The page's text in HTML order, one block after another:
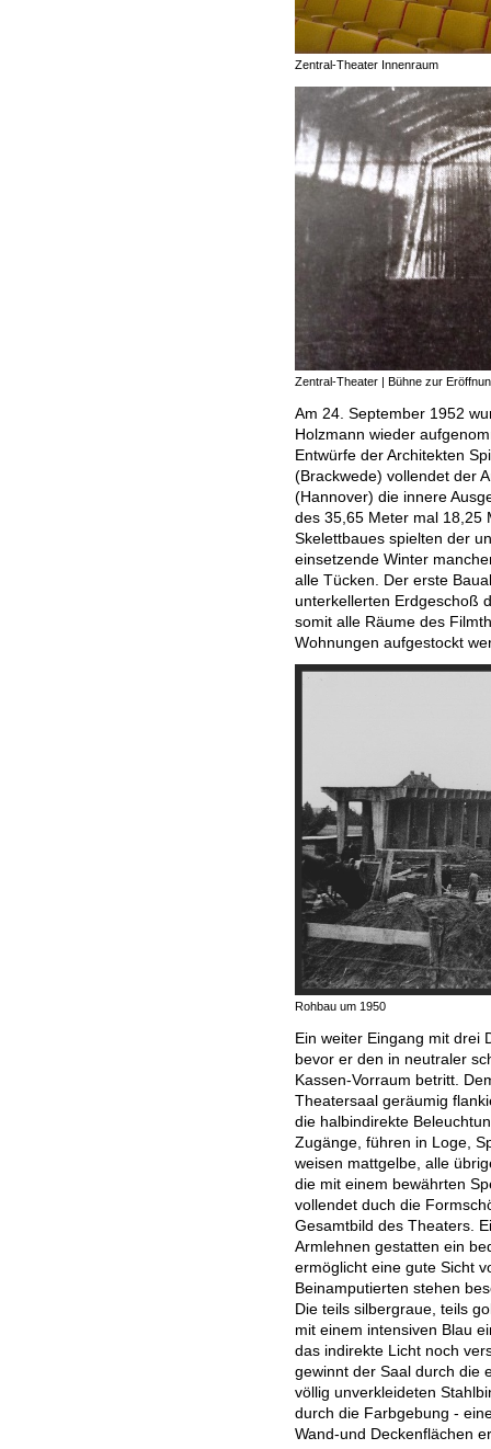
Zentral-Theater Innenraum
Zentral-Theater | Bühne zur
Am 24. September 1952
Holzmann wieder
Entwürfe der Architekten
(Brackwede) vollendet der
(Hannover) die innere
des 35,65 Meter mal 18,25
Skelettbaues spielten der
einsetzende Winter
alle Tücken. Der erste
unterkellerten Erdgeschoß
somit alle Räume des
Wohnungen aufgestockt
Rohbau um 1950
Ein weiter Eingang mit drei
bevor er den in neutraler
Kassen-Vorraum betritt.
Theatersaal geräumig
die halbindirekte
Zugänge, führen in Loge,
weisen mattgelbe, alle
die mit einem bewährten
vollendet duch die
Gesamtbild des Theaters.
Armlehnen gestatten ein
ermöglicht eine gute Sicht
Beinamputierten stehen
Die teils silbergraue, teils
mit einem intensiven Blau
das indirekte Licht noch
gewinnt der Saal durch die
völlig unverkleideten
durch die Farbgebung -
Wand-und Deckenflächen